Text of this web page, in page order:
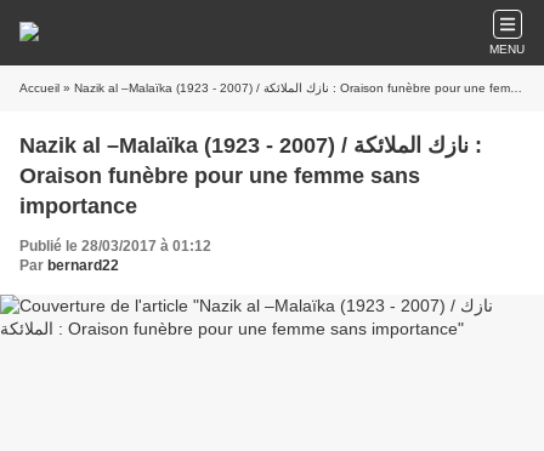
MENU
Accueil » Nazik al –Malaïka (1923 - 2007) / نازك الملائكة : Oraison funèbre pour une femme sans importance
Nazik al –Malaïka (1923 - 2007) / نازك الملائكة :
Oraison funèbre pour une femme sans
importance
Publié le 28/03/2017 à 01:12
Par bernard22